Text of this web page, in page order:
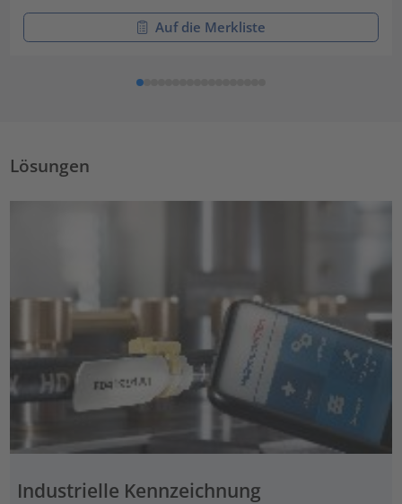
Auf die Merkliste
Lösungen
Industrielle Kennzeichnung